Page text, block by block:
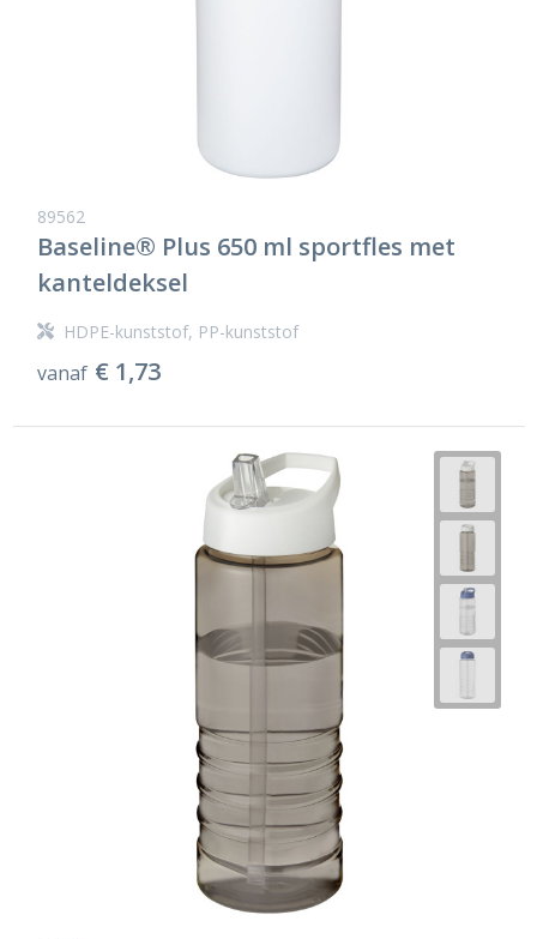
89562
Baseline® Plus 650 ml sportfles met
kanteldeksel
HDPE-kunststof, PP-kunststof
vanaf € 1,73